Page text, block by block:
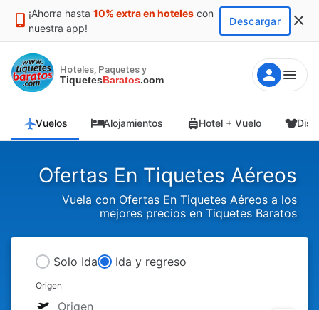
¡Ahorra hasta 10% extra en hoteles con
nuestra app!
Descargar
Hoteles, Paquetes y
TiquetesBaratos.com
Vuelos Alojamientos Hotel + Vuelo
Ofertas En Tiquetes Aéreos
Vuela con Ofertas En Tiquetes Aéreos a los
mejores precios en Tiquetes Baratos
Solo Ida Ida y regreso
Origen